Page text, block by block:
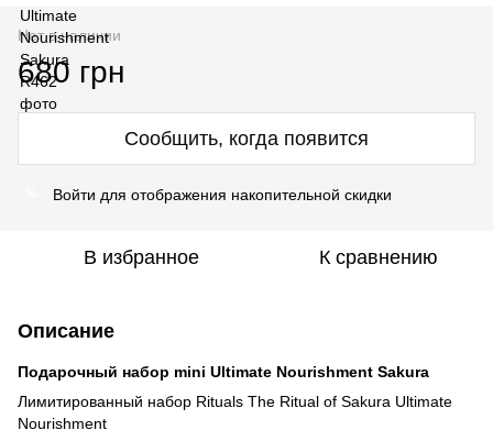
Нет в наличии
680 грн
Сообщить, когда появится
Войти для отображения накопительной скидки
В избранное К сравнению
Описание
Подарочный набор mini Ultimate Nourishment Sakura
Лимитированный набор Rituals The Ritual of Sakura Ultimate
Nourishment